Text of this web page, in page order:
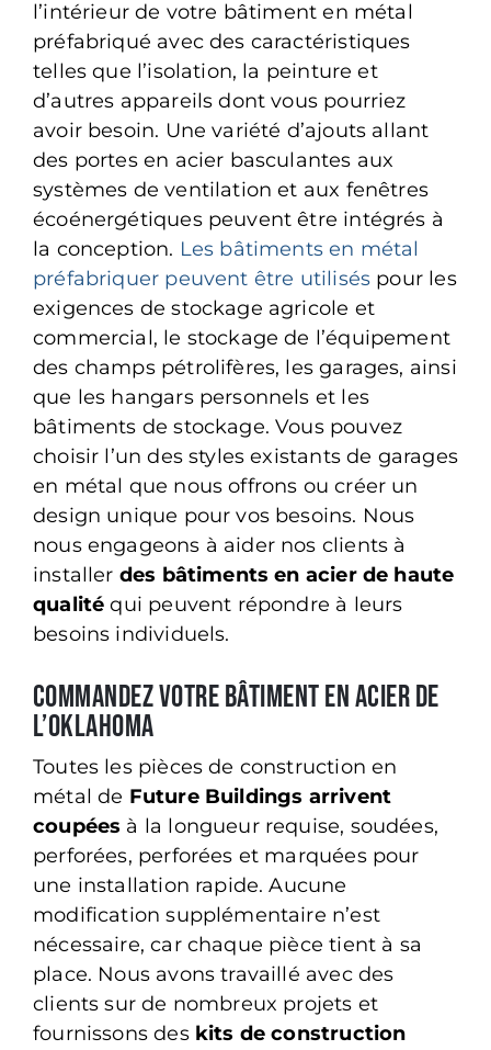
l’intérieur de votre bâtiment en métal
préfabriqué avec des caractéristiques
telles que l’isolation, la peinture et
d’autres appareils dont vous pourriez
avoir besoin. Une variété d’ajouts allant
des portes en acier basculantes aux
systèmes de ventilation et aux fenêtres
écoénergétiques peuvent être intégrés à
la conception. Les bâtiments en métal
préfabriquer peuvent être utilisés pour les
exigences de stockage agricole et
commercial, le stockage de l’équipement
des champs pétrolifères, les garages, ainsi
que les hangars personnels et les
bâtiments de stockage. Vous pouvez
choisir l’un des styles existants de garages
en métal que nous offrons ou créer un
design unique pour vos besoins. Nous
nous engageons à aider nos clients à
installer des bâtiments en acier de haute
qualité qui peuvent répondre à leurs
besoins individuels.
Commandez votre bâtiment en acier de
l’Oklahoma
Toutes les pièces de construction en
métal de Future Buildings arrivent
coupées à la longueur requise, soudées,
perforées, perforées et marquées pour
une installation rapide. Aucune
modification supplémentaire n’est
nécessaire, car chaque pièce tient à sa
place. Nous avons travaillé avec des
clients sur de nombreux projets et
fournissons des kits de construction